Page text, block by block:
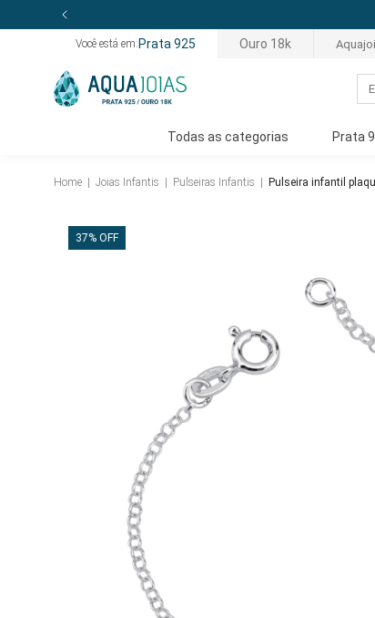
Você está em: Prata 925 Ouro 18k
Todas as categorias Prata
Home | Joias Infantis | Pulseiras Infantis | Pulseira infantil
37% OFF